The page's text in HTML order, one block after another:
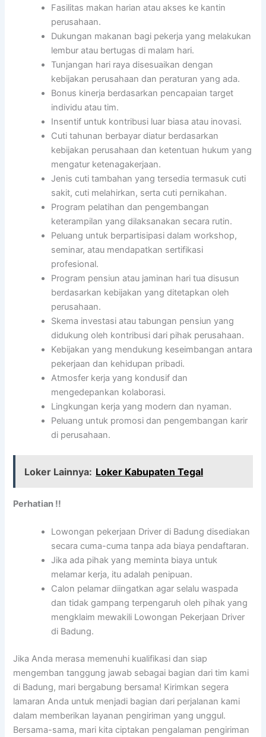
Fasilitas makan harian atau akses ke kantin
perusahaan.
Dukungan makanan bagi pekerja yang melakukan
lembur atau bertugas di malam hari.
Tunjangan hari raya disesuaikan dengan
kebijakan perusahaan dan peraturan yang ada.
Bonus kinerja berdasarkan pencapaian target
individu atau tim.
Insentif untuk kontribusi luar biasa atau inovasi.
Cuti tahunan berbayar diatur berdasarkan
kebijakan perusahaan dan ketentuan hukum yang
mengatur ketenagakerjaan.
Jenis cuti tambahan yang tersedia termasuk cuti
sakit, cuti melahirkan, serta cuti pernikahan.
Program pelatihan dan pengembangan
keterampilan yang dilaksanakan secara rutin.
Peluang untuk berpartisipasi dalam workshop,
seminar, atau mendapatkan sertifikasi
profesional.
Program pensiun atau jaminan hari tua disusun
berdasarkan kebijakan yang ditetapkan oleh
perusahaan.
Skema investasi atau tabungan pensiun yang
didukung oleh kontribusi dari pihak perusahaan.
Kebijakan yang mendukung keseimbangan antara
pekerjaan dan kehidupan pribadi.
Atmosfer kerja yang kondusif dan
mengedepankan kolaborasi.
Lingkungan kerja yang modern dan nyaman.
Peluang untuk promosi dan pengembangan karir
di perusahaan.
Loker Lainnya: Loker Kabupaten Tegal
Perhatian !!
Lowongan pekerjaan Driver di Badung disediakan
secara cuma-cuma tanpa ada biaya pendaftaran.
Jika ada pihak yang meminta biaya untuk
melamar kerja, itu adalah penipuan.
Calon pelamar diingatkan agar selalu waspada
dan tidak gampang terpengaruh oleh pihak yang
mengklaim mewakili Lowongan Pekerjaan Driver
di Badung.
Jika Anda merasa memenuhi kualifikasi dan siap
mengemban tanggung jawab sebagai bagian dari tim kami
di Badung, mari bergabung bersama! Kirimkan segera
lamaran Anda untuk menjadi bagian dari perjalanan kami
dalam memberikan layanan pengiriman yang unggul.
Bersama-sama, mari kita ciptakan pengalaman pengiriman